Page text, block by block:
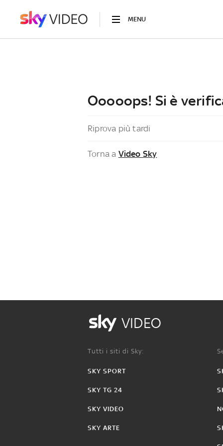
MENU
Ooooops! Si è
Riprova più tardi
Torna a Video Sky
VIDEO
Tutti i siti di Sky:
SKY SPORT
SKY TG 24
SKY VIDEO
SKY ARTE